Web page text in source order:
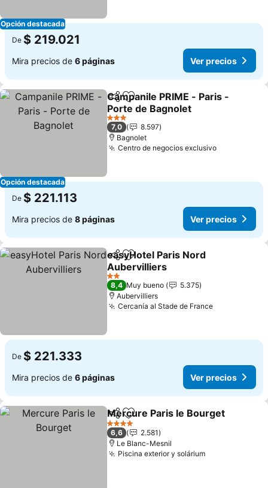
Opción destacada
De $ 219.021
Mira precios de 6 páginas Ver precios
Opción destacada
CompartirAgregar a favoritos
Campanile PRIME - Paris -
Porte de Bagnolet
Ver precios
3 Estrellas
7,0
8.597
Bagnolet
Centro de negocios exclusivoVer precios
De $ 221.113
Mira precios de 8 páginas Ver precios
CompartirAgregar a favoritos
easyHotel Paris Nord
Aubervilliers
Ver precios
2 Estrellas
8,4 Muy bueno
5.375
Aubervilliers
Cercanía al Stade de FranceVer precios
De $ 221.333
Mira precios de 6 páginas Ver precios
CompartirAgregar a favoritos
Mercure Paris le Bourget
4 Estrellas
6,6
2.581
Le Blanc-Mesnil
Piscina exterior y soláriumVer precios